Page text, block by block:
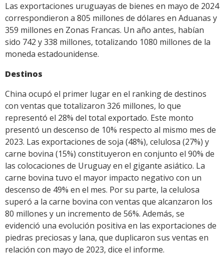
Las exportaciones uruguayas de bienes en mayo de 2024
correspondieron a 805 millones de dólares en Aduanas y
359 millones en Zonas Francas. Un año antes, habían
sido 742 y 338 millones, totalizando 1080 millones de la
moneda estadounidense.
Destinos
China ocupó el primer lugar en el ranking de destinos
con ventas que totalizaron 326 millones, lo que
representó el 28% del total exportado. Este monto
presentó un descenso de 10% respecto al mismo mes de
2023. Las exportaciones de soja (48%), celulosa (27%) y
carne bovina (15%) constituyeron en conjunto el 90% de
las colocaciones de Uruguay en el gigante asiático. La
carne bovina tuvo el mayor impacto negativo con un
descenso de 49% en el mes. Por su parte, la celulosa
superó a la carne bovina con ventas que alcanzaron los
80 millones y un incremento de 56%. Además, se
evidenció una evolución positiva en las exportaciones de
piedras preciosas y lana, que duplicaron sus ventas en
relación con mayo de 2023, dice el informe.